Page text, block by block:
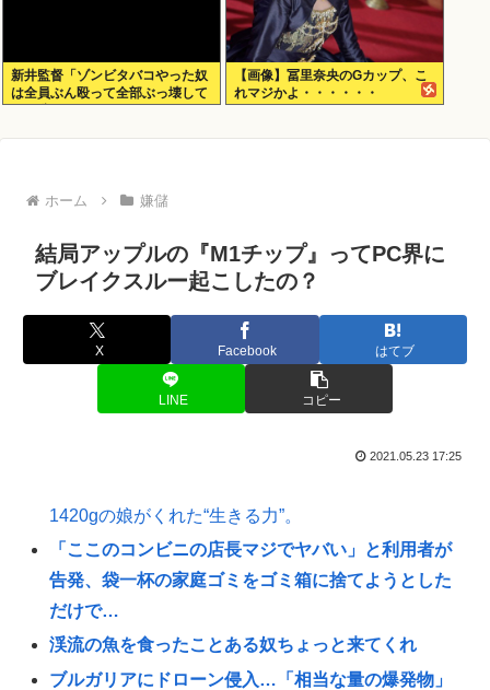
新井監督「ゾンビタバコやった奴
は全員ぶん殴って全部ぶっ壊して
【画像】冨里奈央のGカップ、こ
れマジかよ・・・・・・
ホーム 嫌儲
結局アップルの『M1チップ』ってPC界に
ブレイクスルー起こしたの？
X Facebook はてブ
LINE コピー
2021.05.23 17:25
1420gの娘がくれた“生きる力”。
「ここのコンビニの店長マジでヤバい」と利用者が
告発、袋一杯の家庭ゴミをゴミ箱に捨てようとした
だけで…
渓流の魚を食ったことある奴ちょっと来てくれ
ブルガリアにドローン侵入…「相当な量の爆発物」